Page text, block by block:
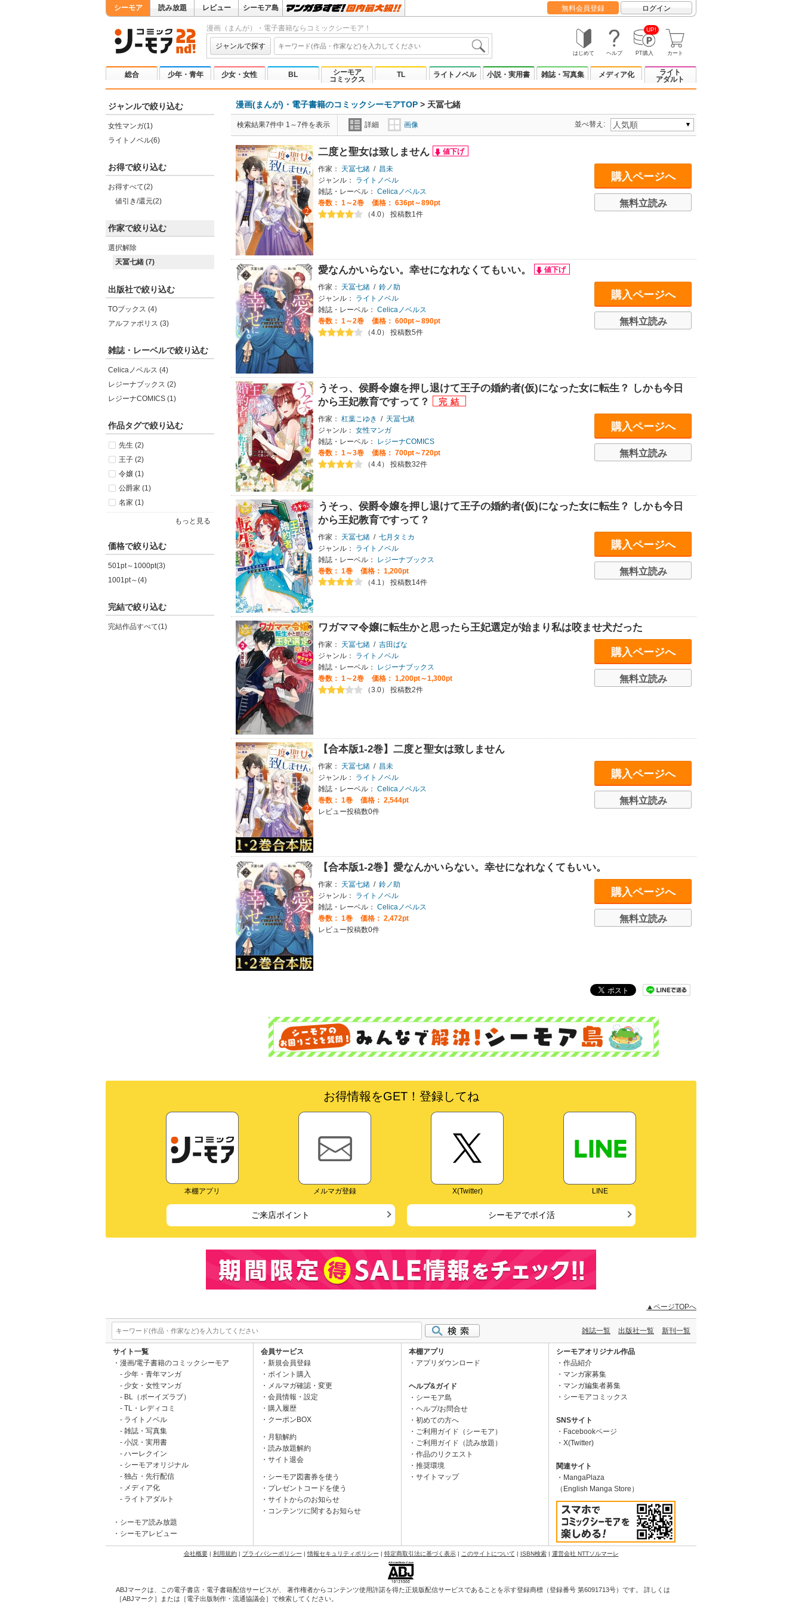
シーモア 読み放題 レビュー シーモア島 無料会員登録 ログイン
漫画（まんが）・電子書籍ならコミックシーモア！
ジャンルで探す
はじめて ヘルプ
UP!
PT購入 カート
総合 少年・青年 少女・女性 BL
シーモア
コミックス
TL ライトノベル 小説・実用書 雑誌・写真集 メディア化
ライト
アダルト
ジャンルで絞り込む
女性マンガ(1)
ライトノベル(6)
お得で絞り込む
お得すべて(2)
値引き/還元(2)
作家で絞り込む
選択解除
天冨七緒 (7)
出版社で絞り込む
TOブックス (4)
アルファポリス (3)
雑誌・レーベルで絞り込む
Celicaノベルス (4)
レジーナブックス (2)
レジーナCOMICS (1)
作品タグで絞り込む
先生 (2)
王子 (2)
令嬢 (1)
公爵家 (1)
名家 (1)
もっと見る
価格で絞り込む
501pt～1000pt(3)
1001pt～(4)
完結で絞り込む
完結作品すべて(1)
漫画(まんが)・電子書籍のコミックシーモアTOP > 天冨七緒
検索結果7件中 1～7件を表示 詳細 画像 並べ替え:
二度と聖女は致しません
作家： 天冨七緒 / 昌未
ジャンル：
ライトノベル
雑誌・レーベル： Celicaノベルス
巻数： 1～2巻
価格： 636pt～890pt
（4.0） 投稿数1件
購入ページへ
無料立読み
愛なんかいらない。幸せになれなくてもいい。
作家： 天冨七緒 / 鈴ノ助
ジャンル：
ライトノベル
雑誌・レーベル： Celicaノベルス
巻数： 1～2巻
価格： 600pt～890pt
（4.0） 投稿数5件
購入ページへ
無料立読み
うそっ、侯爵令嬢を押し退けて王子の婚約者(仮)になった女に転生？ しかも今日
から王妃教育ですって？
作家： 杠葉こゆき / 天冨七緒
ジャンル： 女性マンガ
雑誌・レーベル：
レジーナCOMICS
巻数： 1～3巻
価格： 700pt～720pt
（4.4） 投稿数32件
購入ページへ
無料立読み
うそっ、侯爵令嬢を押し退けて王子の婚約者(仮)になった女に転生？ しかも今日
から王妃教育ですって？
作家： 天冨七緒 / 七月タミカ
ジャンル：
ライトノベル
雑誌・レーベル：
レジーナブックス
巻数： 1巻
価格： 1,200pt
（4.1） 投稿数14件
購入ページへ
無料立読み
ワガママ令嬢に転生かと思ったら王妃選定が始まり私は咬ませ犬だった
作家： 天冨七緒 / 吉田ばな
ジャンル：
ライトノベル
雑誌・レーベル：
レジーナブックス
巻数： 1～2巻
価格： 1,200pt～1,300pt
（3.0） 投稿数2件
購入ページへ
無料立読み
【合本版1-2巻】二度と聖女は致しません
作家： 天冨七緒 / 昌未
ジャンル：
ライトノベル
雑誌・レーベル： Celicaノベルス
巻数： 1巻
価格： 2,544pt
レビュー投稿数0件
購入ページへ
無料立読み
【合本版1-2巻】愛なんかいらない。幸せになれなくてもいい。
作家： 天冨七緒 / 鈴ノ助
ジャンル：
ライトノベル
雑誌・レーベル： Celicaノベルス
巻数： 1巻
価格： 2,472pt
レビュー投稿数0件
購入ページへ
無料立読み
お得情報をGET！登録してね
本棚アプリ メルマガ登録 X(Twitter) LINE
ご来店ポイント シーモアでポイ活
▲ページTOPへ
雑誌一覧 出版社一覧 新刊一覧
サイト一覧
漫画/電子書籍のコミックシーモア
少年・青年マンガ
少女・女性マンガ
BL（ボーイズラブ）
TL・レディコミ
ライトノベル
雑誌・写真集
小説・実用書
ハーレクイン
シーモアオリジナル
独占・先行配信
メディア化
ライトアダルト
シーモア読み放題
シーモアレビュー
会員サービス
新規会員登録
ポイント購入
メルマガ確認・変更
会員情報・設定
購入履歴
クーポンBOX
月額解約
読み放題解約
サイト退会
シーモア図書券を使う
プレゼントコードを使う
サイトからのお知らせ
コンテンツに関するお知らせ
本棚アプリ
アプリダウンロード
ヘルプ&ガイド
シーモア島
ヘルプ/お問合せ
初めての方へ
ご利用ガイド（シーモア）
ご利用ガイド（読み放題）
作品のリクエスト
推奨環境
サイトマップ
シーモアオリジナル作品
作品紹介
マンガ家募集
マンガ編集者募集
シーモアコミックス
SNSサイト
Facebookページ
X(Twitter)
関連サイト
MangaPlaza
（English Manga Store）
会社概要| 利用規約| プライバシーポリシー | 情報セキュリティポリシー | 特定商取引法に基づく表示| このサイトについて | ISBN検索| 運営会社 NTTソルマーレ
ABJマークは、この電子書店・電子書籍配信サービスが、 著作権者からコンテンツ使用許諾を得た正規版配信サービスであることを示す登録商標（登録番号 第6091713号）です。 詳しくは
［ABJマーク］または［電子出版制作・流通協議会］で検索してください。